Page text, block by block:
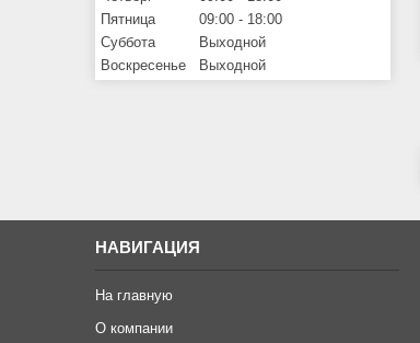
Пятница
09:00
18:00
Суббота
Выходной
Воскресенье
Выходной
НАВИГАЦИЯ
На главную
О компании